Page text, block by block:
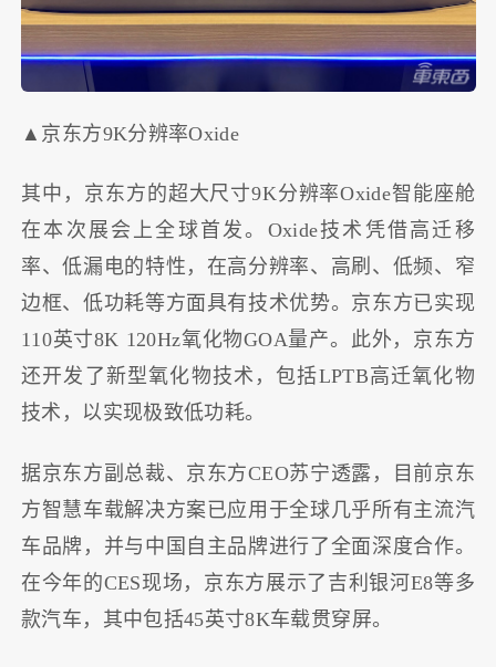
▲京东方9K分辨率Oxide
其中，京东方的超大尺寸9K分辨率Oxide智能座舱
在本次展会上全球首发。Oxide技术凭借高迁移
率、低漏电的特性，在高分辨率、高刷、低频、窄
边框、低功耗等方面具有技术优势。京东方已实现
110英寸8K 120Hz氧化物GOA量产。此外，京东方
还开发了新型氧化物技术，包括LPTB高迁氧化物
技术，以实现极致低功耗。
据京东方副总裁、京东方CEO苏宁透露，目前京东
方智慧车载解决方案已应用于全球几乎所有主流汽
车品牌，并与中国自主品牌进行了全面深度合作。
在今年的CES现场，京东方展示了吉利银河E8等多
款汽车，其中包括45英寸8K车载贯穿屏。